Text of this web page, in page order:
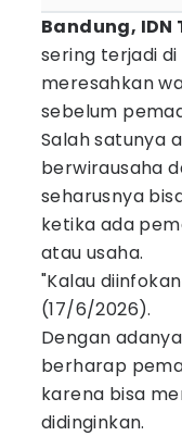
Bandung, IDN
sering terjadi
meresahkan
sebelum
Salah satunya
berwirausaha
seharusnya
ketika ada
atau usaha.
"Kalau
(17/6/2026).
Dengan
berharap
karena bisa
didinginkan.